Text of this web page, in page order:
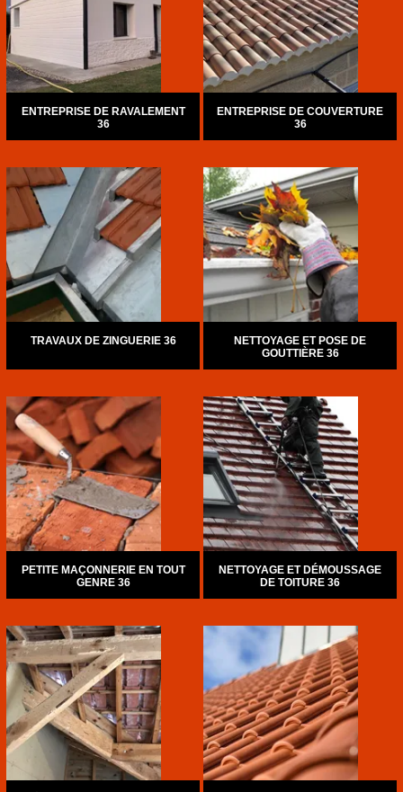
ENTREPRISE DE RAVALEMENT
36
ENTREPRISE DE COUVERTURE
36
TRAVAUX DE ZINGUERIE 36
NETTOYAGE ET POSE DE
GOUTTIÈRE 36
PETITE MAÇONNERIE EN TOUT
GENRE 36
NETTOYAGE ET DÉMOUSSAGE
DE TOITURE 36